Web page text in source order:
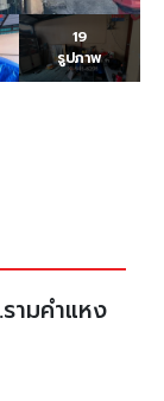
19
รูปภาพ
ามคำแหง